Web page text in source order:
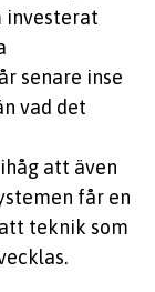
investerat
senare inse
vad det
att även
får en
teknik som